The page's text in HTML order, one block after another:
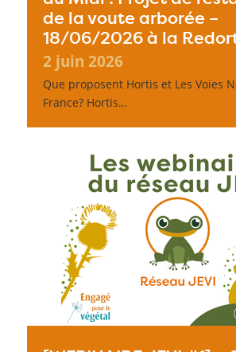
de la voute arborée –
18/06/2026 à la
2 juin 2026
Que proposent Hortis et Les Voies
France? Hortis…